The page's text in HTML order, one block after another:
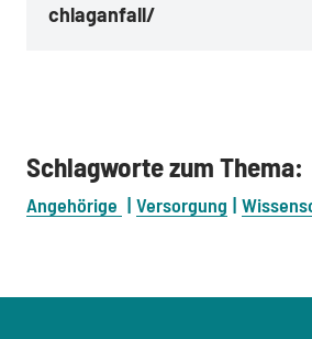
chlaganfall/
Schlagworte zum Thema:
Angehörige Versorgung